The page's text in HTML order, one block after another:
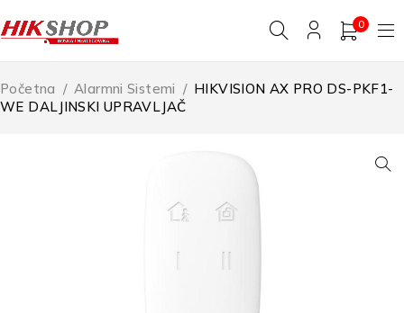
0
Početna / Alarmni Sistemi / HIKVISION AX PRO DS-PKF1-
WE DALJINSKI UPRAVLJAČ